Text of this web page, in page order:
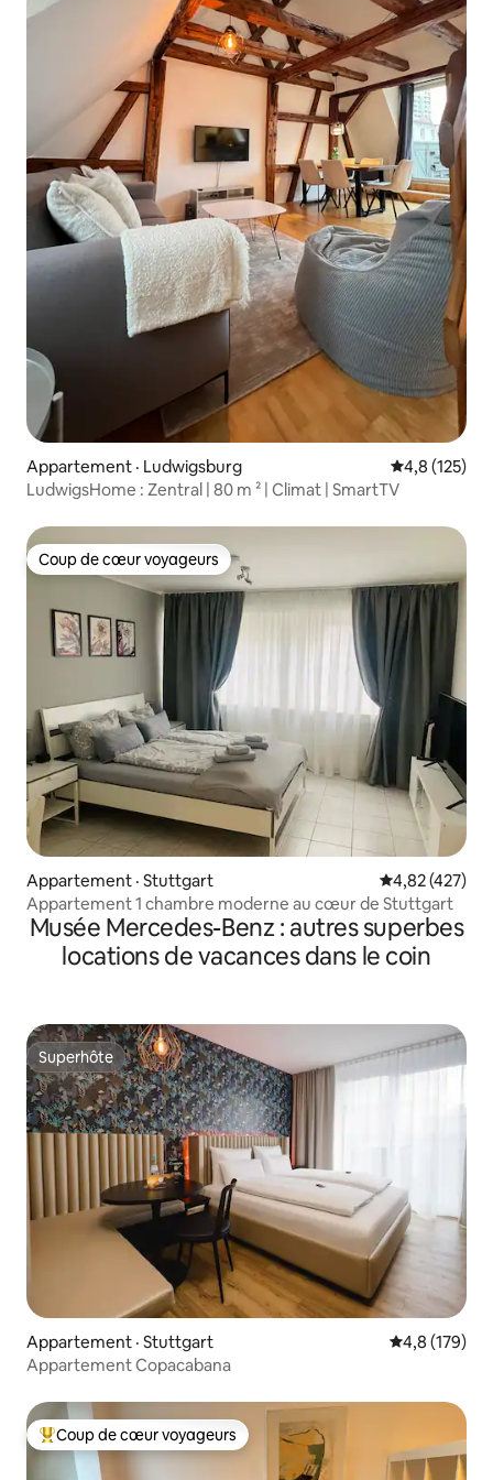
Appartement · Ludwigsburg Note
4,8 (125)
LudwigsHome : Zentral | 80 m ² | Climat | SmartTV
Coup de cœur voyageurs
Coup de cœur voyageurs
Appartement · Stuttgart Note
4,82 (427)
Appartement 1 chambre moderne au cœur de Stuttgart
Musée Mercedes-Benz : autres superbes
locations de vacances dans le coin
Superhôte
Superhôte
Appartement · Stuttgart Note
4,8 (179)
Appartement Copacabana
Coup de cœur voyageurs parmi les plus aimés
Coup de cœur voyageurs